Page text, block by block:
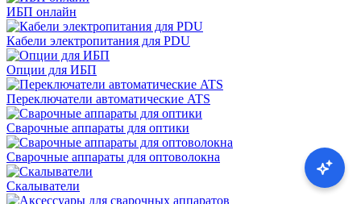
ИБП онлайн
Кабели электропитания для PDU
Опции для ИБП
Переключатели автоматические ATS
Сварочные аппараты для оптики
Сварочные аппараты для оптоволокна
Скалыватели